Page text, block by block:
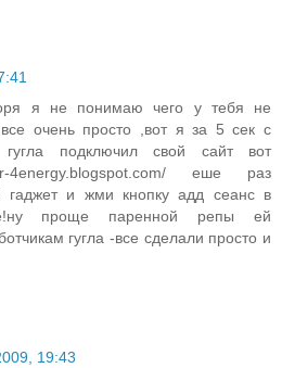
я не понимаю чего у тебя не
очень просто ,вот я за 5 сек с
подключил свой сайт вот
4energy.blogspot.com/ еше раз
гаджет и жми кнопку адд сеанс в
проще паренной репы ей
гугла -все сделали просто и
19:43